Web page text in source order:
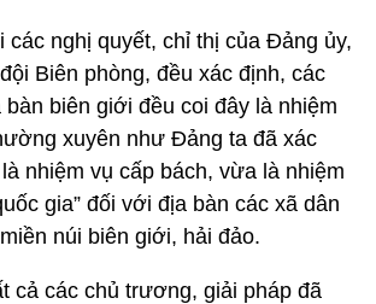
nghị quyết, chỉ thị của Đảng ủy,
Biên phòng, đều xác định, các
biên giới đều coi đây là nhiệm
xuyên như Đảng ta đã xác
nhiệm vụ cấp bách, vừa là nhiệm
gia” đối với địa bàn các xã dân
núi biên giới, hải đảo.
cả các chủ trương, giải pháp đã